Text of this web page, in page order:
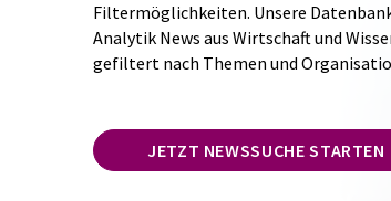
Filtermöglichkeiten. Unsere
Analytik News aus Wirtschaft und
gefiltert nach Themen und
JETZT NEWSSUCHE STARTEN